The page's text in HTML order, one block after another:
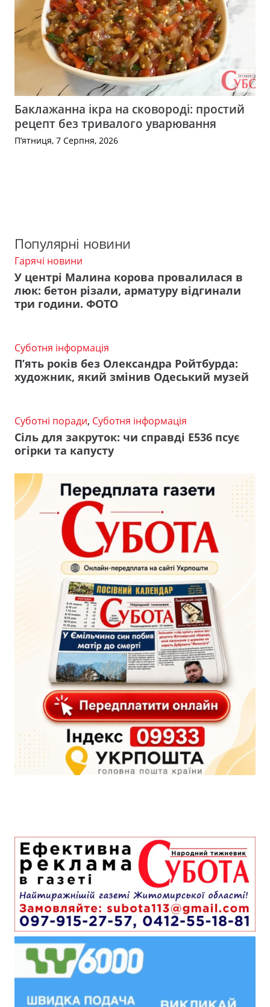
Баклажанна ікра на сковороді: простий
рецепт без тривалого уварювання
П’ятниця, 7 Серпня, 2026
Популярні новини
Гарячі новини
У центрі Малина корова провалилася в
люк: бетон різали, арматуру відгинали
три години. ФОТО
Суботня інформація
П’ять років без Олександра Ройтбурда:
художник, який змінив Одеський музей
Суботні поради, Суботня інформація
Сіль для закруток: чи справді Е536 псує
огірки та капусту